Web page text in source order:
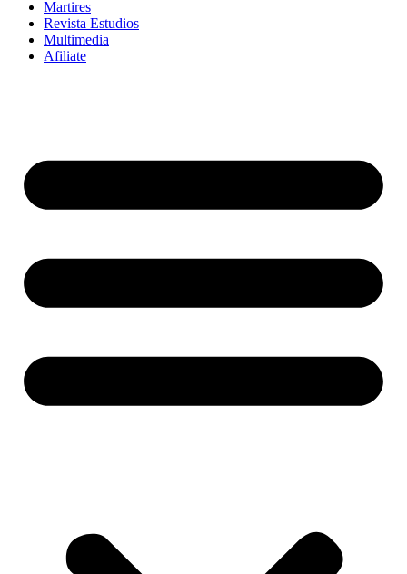
Martires
Revista Estudios
Multimedia
Afiliate